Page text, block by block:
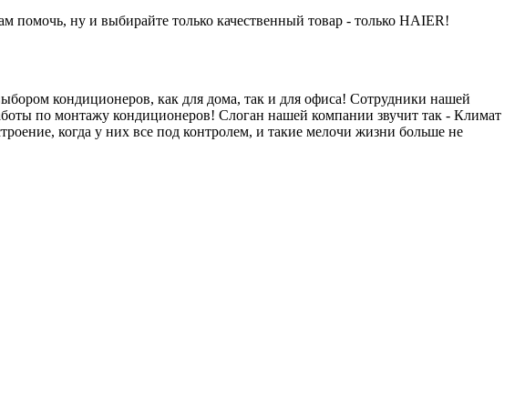
ну и выбирайте только качественный товар - только HAIER!
кондиционеров, как для дома, так и для офиса! Сотрудники нашей
по монтажу кондиционеров! Слоган нашей компании звучит так - Климат
когда у них все под контролем, и такие мелочи жизни больше не